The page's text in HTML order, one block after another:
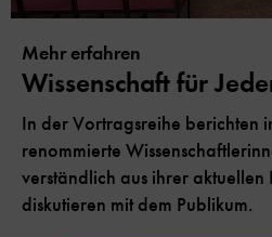
Mehr erfahren
Wissenschaft für
In der Vortragsreihe berichten
renommierte
verständlich aus ihrer aktuellen
diskutieren mit dem Publikum.